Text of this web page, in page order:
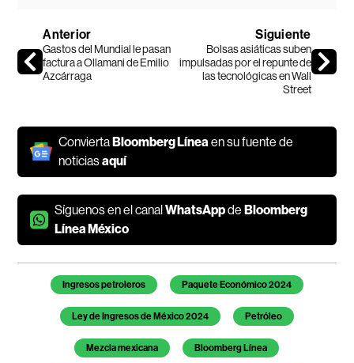
Anterior
Gastos del Mundial le pasan
factura a Ollamani de Emilio
Azcárraga
Siguiente
Bolsas asiáticas suben
impulsadas por el repunte de
las tecnológicas en Wall
Street
ConviertaBloomberg Línea en su fuente de
noticiasaquí
Síguenos en el canalWhatsAppdeBloomberg
Línea México
Temas de este artículo
Ingresos petroleros Paquete Económico 2024
Ley de Ingresos de México 2024 Petróleo
Mezcla mexicana Bloomberg Línea